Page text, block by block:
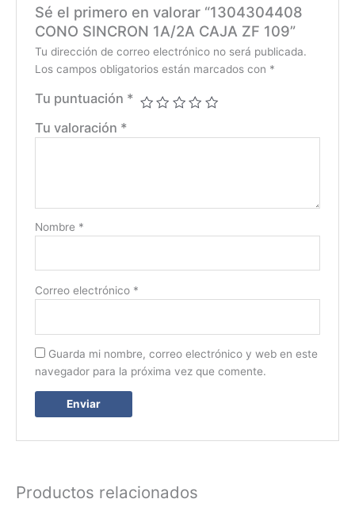
Sé el primero en valorar “1304304408
CONO SINCRON 1A/2A CAJA ZF 109”
Tu dirección de correo electrónico no será publicada.
Los campos obligatorios están marcados con *
Tu puntuación *
Tu valoración *
Nombre *
Correo electrónico *
Guarda mi nombre, correo electrónico y web en este
navegador para la próxima vez que comente.
Productos relacionados